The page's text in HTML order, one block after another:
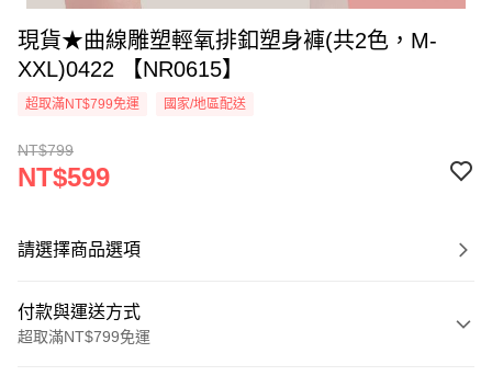
現貨★曲線雕塑輕氧排釦塑身褲(共2色，M-
XXL)0422 【NR0615】
超取滿NT$799免運 國家/地區配送
NT$799
NT$599
請選擇商品選項
付款與運送方式
超取滿NT$799免運